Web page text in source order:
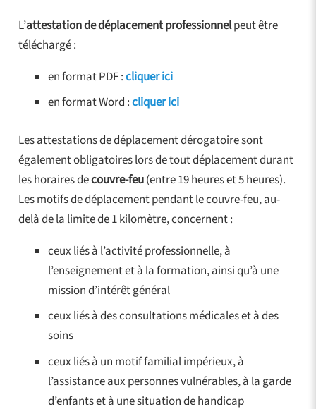
L’attestation de déplacement professionnelpeut être
téléchargé :
en format PDF :cliquer ici
en format Word :cliquer ici
Les attestations de déplacement dérogatoire sont
également obligatoires lors de tout déplacement durant
les horaires decouvre-feu(entre 19 heures et 5 heures).
Les motifs de déplacement pendant le couvre-feu, au-
delà de la limite de 1 kilomètre, concernent :
ceux liés à l’activité professionnelle, à
l’enseignement et à la formation, ainsi qu’à une
mission d’intérêt général
ceux liés à des consultations médicales et à des
soins
ceux liés à un motif familial impérieux, à
l’assistance aux personnes vulnérables, à la garde
d’enfants et à une situation de handicap